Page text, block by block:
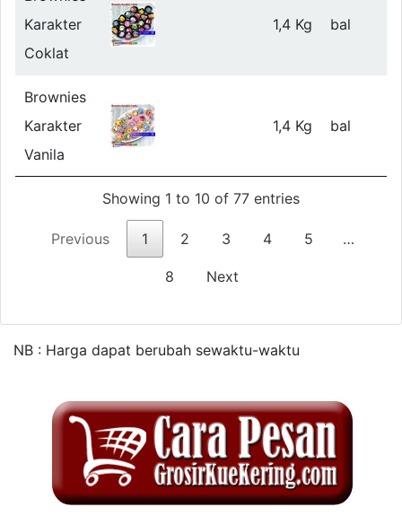
Karakter
Coklat
1,4 Kg bal
Brownies
Karakter
Vanila
1,4 Kg bal
Showing 1 to 10 of 77 entries
Previous 1 2 3 4 5 …
8 Next
NB : Harga dapat berubah sewaktu-waktu